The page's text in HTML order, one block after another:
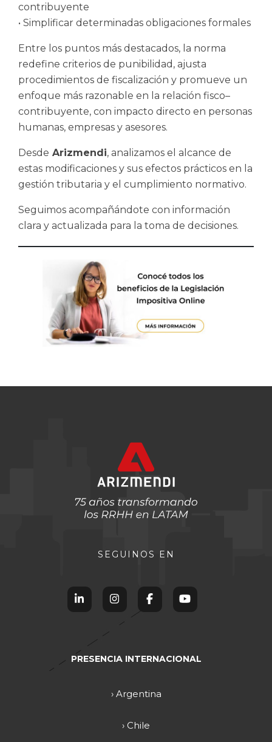
contribuyente
• Simplificar determinadas obligaciones formales
Entre los puntos más destacados, la norma
redefine criterios de punibilidad, ajusta
procedimientos de fiscalización y promueve un
enfoque más razonable en la relación fisco–
contribuyente, con impacto directo en personas
humanas, empresas y asesores.
Desde Arizmendi, analizamos el alcance de
estas modificaciones y sus efectos prácticos en la
gestión tributaria y el cumplimiento normativo.
Seguimos acompañándote con información
clara y actualizada para la toma de decisiones.
SEGUINOS EN
PRESENCIA INTERNACIONAL
› Argentina
› Chile